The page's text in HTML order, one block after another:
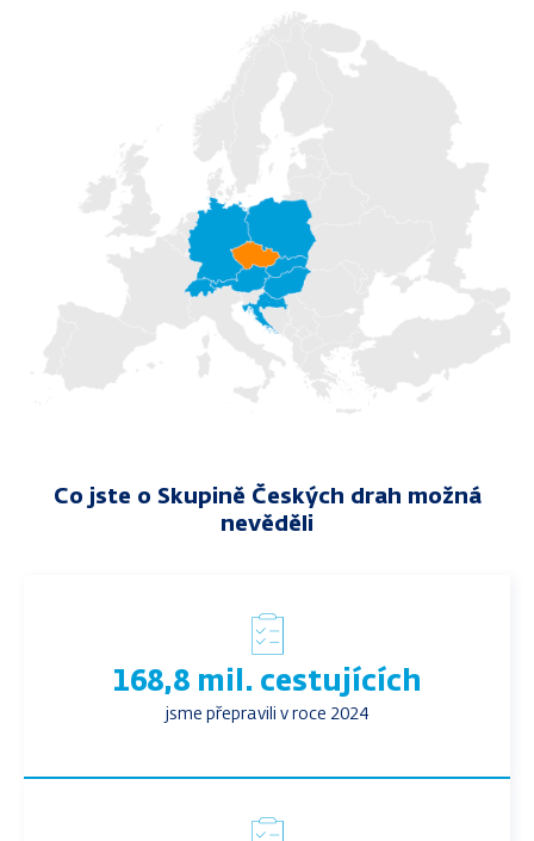
Co jste o Skupině Českých drah možná
nevěděli
168,8 mil. cestujících
jsme přepravili v roce 2024